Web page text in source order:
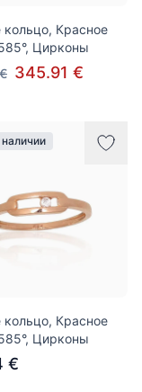
кольцо, Красное
Цирконы
345.91 €
кольцо, Красное
Цирконы
€